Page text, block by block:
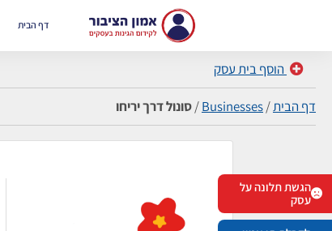
דף הבית
הוסף בית עסק
דף הבית/
Businesses
/סונול דרך יריחו
הגשת תלונה על
עסק